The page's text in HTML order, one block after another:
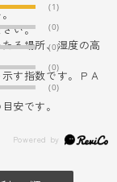
い。
る場所、湿度の高
す指数です。ＰＡ
安です。
(1)
(0)
(0)
(0)
(0)